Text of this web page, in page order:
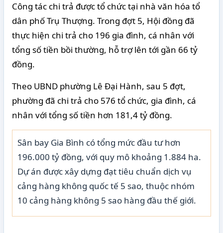
Công tác chi trả được tổ chức tại nhà văn hóa tổ
dân phố Trụ Thượng. Trong đợt 5, Hội đồng đã
thực hiện chi trả cho 196 gia đình, cá nhân với
tổng số tiền bồi thường, hỗ trợ lên tới gần 66 tỷ
đồng.
Theo UBND phường Lê Đại Hành, sau 5 đợt,
phường đã chi trả cho 576 tổ chức, gia đình, cá
nhân với tổng số tiền hơn 181,4 tỷ đồng.
Sân bay Gia Bình có tổng mức đầu tư hơn
196.000 tỷ đồng, với quy mô khoảng 1.884 ha.
Dự án được xây dựng đạt tiêu chuẩn dịch vụ
cảng hàng không quốc tế 5 sao, thuộc nhóm
10 cảng hàng không 5 sao hàng đầu thế giới.